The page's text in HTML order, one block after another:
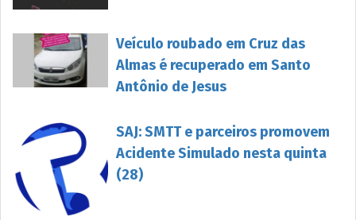
Veículo roubado em Cruz das
Almas é recuperado em Santo
Antônio de Jesus
SAJ: SMTT e parceiros promovem
Acidente Simulado nesta quinta
(28)